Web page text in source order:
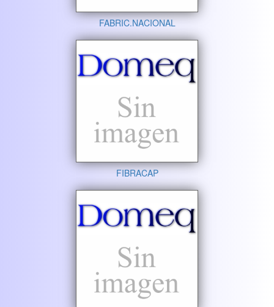
FABRIC.NACIONAL
FIBRACAP